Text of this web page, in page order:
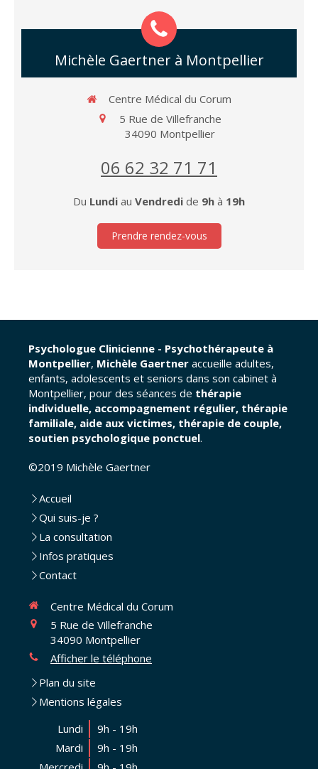
Michèle Gaertner à Montpellier
Centre Médical du Corum
5 Rue de Villefranche
34090 Montpellier
06 62 32 71 71
Du Lundi au Vendredi de 9h à 19h
Prendre rendez-vous
Psychologue Clinicienne - Psychothérapeute à
Montpellier, Michèle Gaertner accueille adultes,
enfants, adolescents et seniors dans son cabinet à
Montpellier, pour des séances de thérapie
individuelle, accompagnement régulier, thérapie
familiale, aide aux victimes, thérapie de couple,
soutien psychologique ponctuel.
©2019 Michèle Gaertner
Accueil
Qui suis-je ?
La consultation
Infos pratiques
Contact
Centre Médical du Corum
5 Rue de Villefranche
34090 Montpellier
Afficher le téléphone
Plan du site
Mentions légales
Lundi
9h - 19h
Mardi
9h - 19h